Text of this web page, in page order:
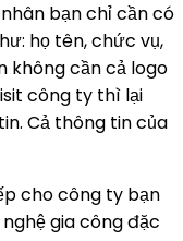
bạn chỉ cần có
họ tên, chức vụ,
không cần cả logo
công ty thì lại
Cả thông tin của
cho công ty bạn
gia công đặc